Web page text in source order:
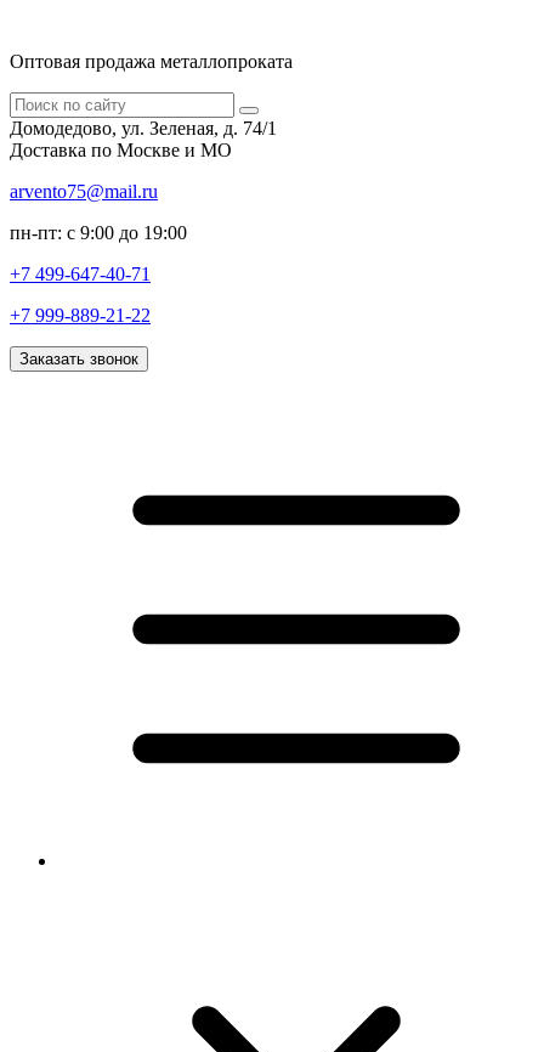
Оптовая продажа металлопроката
Домодедово, ул. Зеленая, д. 74/1
Доставка по Москве и МО
arvento75@mail.ru
пн-пт: с 9:00 до 19:00
+7 499-647-40-71
+7 999-889-21-22
Заказать звонок